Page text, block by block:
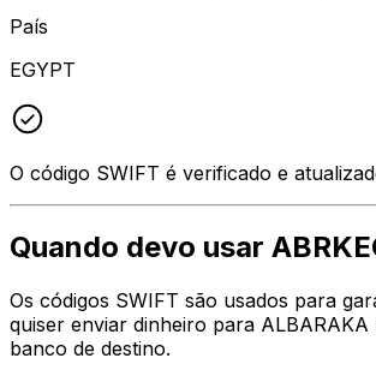
País
EGYPT
O código SWIFT é verificado e
Quando devo usar
Os códigos SWIFT são usados para
quiser enviar dinheiro para
banco de destino.